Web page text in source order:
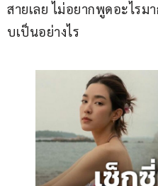
สายเลย ไม่อยากพูดอะไรม
บเป็นอย่างไร